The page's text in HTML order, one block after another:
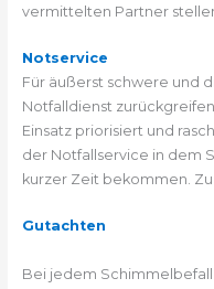
vermittelten Partner
Notservice
Für äußerst schwere und
Notfalldienst
Einsatz priorisiert und
der Notfallservice in dem
kurzer Zeit bekommen.
Gutachten
Bei jedem